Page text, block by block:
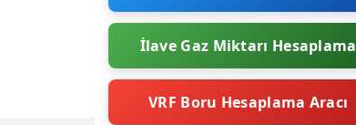
İlave Gaz Miktarı Hesaplama
VRF Boru Hesaplama Aracı